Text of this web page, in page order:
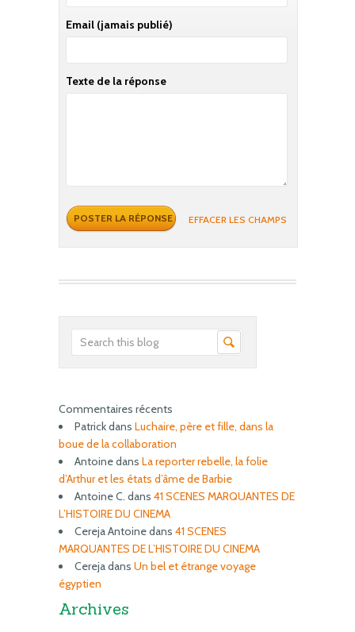
Email (jamais publié)
Texte de la réponse
EFFACER LES CHAMPS
Commentaires récents
Patrickdans Luchaire, père et fille, dans la
boue de la collaboration
Antoinedans La reporter rebelle, la folie
d’Arthur et les états d’âme de Barbie
Antoine C. dans 41 SCENES MARQUANTES DE
L’HISTOIRE DU CINEMA
Cereja Antoinedans 41 SCENES
MARQUANTES DE L’HISTOIRE DU CINEMA
Cerejadans Un bel et étrange voyage
égyptien
Archives